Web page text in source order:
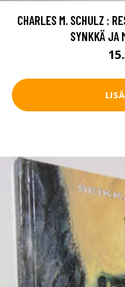
CHARLES M. SCHULZ :
SYNKKÄ JA